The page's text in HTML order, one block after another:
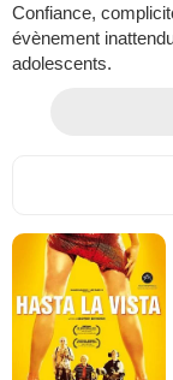
Confiance,
évènement
adolescents.